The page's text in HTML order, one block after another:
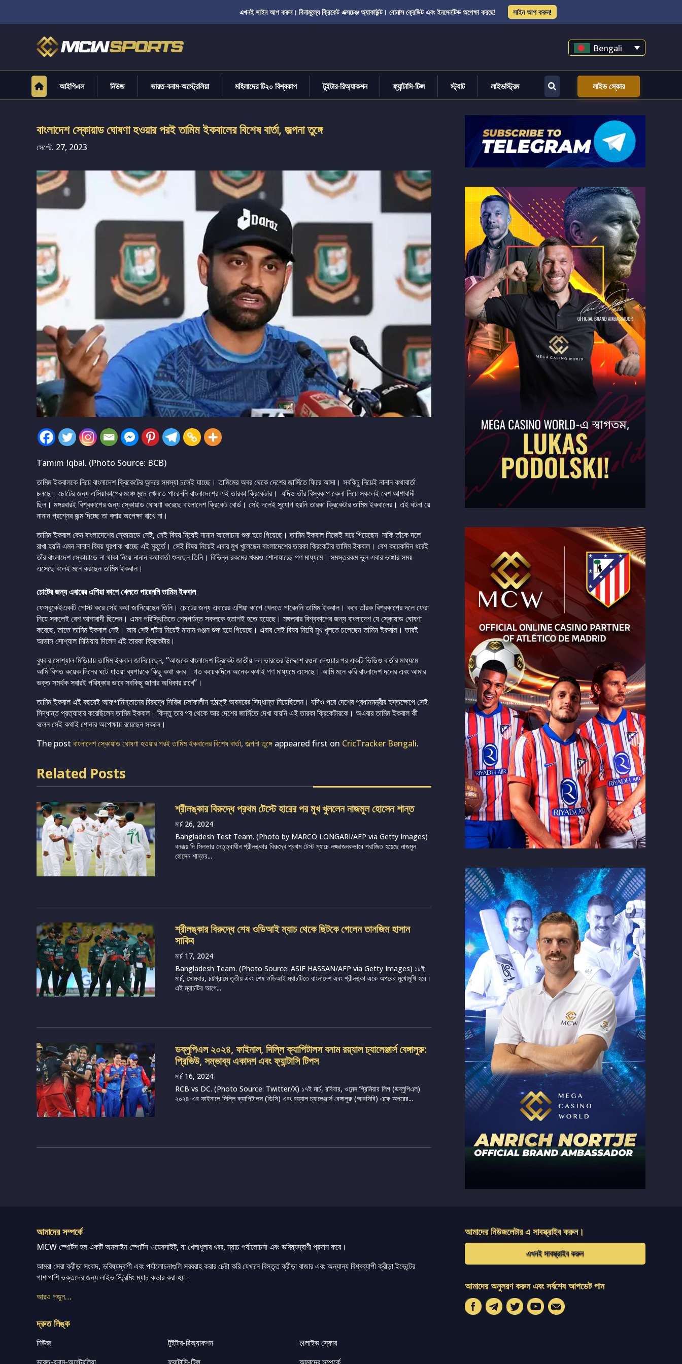
এখনই সাইন আপ করুন। বিনামূল্যে ক্রিকেট এক্সচেঞ্জ অ্যাকাউন্ট। বোনাস ক্রেডিট এবং ইনসেনটিভ অপেক্ষা করছে! সাইন আপ করুন!
Bengali
আইপিএল নিউজ ভারত-বনাম-অস্ট্রেলিয়া মহিলাদের টি২০ বিশ্বকাপ টুইটার-রিঅ্যাকশন ফ্যান্টাসি-টিপ্স স্ট্যাট লাইভস্ট্রিম লাইভ স্কোর
বাংলাদেশ স্কোয়াড ঘোষণা হওয়ার পরই তামিম ইকবালের বিশেষ বার্তা, জল্পনা তুঙ্গে
সেপ্টে. 27, 2023
Tamim Iqbal. (Photo Source: BCB)
তামিম ইকবালকে নিয়ে বাংলাদেশ ক্রিকেটের অন্দরে সমস্যা চলেই যাচ্ছে। তামিমের অবর থেকে দেশের জার্সিতে ফিরে আসা। সবকিচু নিয়েই নানান কথাবার্তা
চলছে। চোটের জন্য এসিয়াকাপের মঞ্চে ম়্চে খেলতে পারেননি বাংলাদেশের এই তারকা ক্রিকেটার। যদিও তাঁর বিস্বকাপ কেলা নিয়ে সকলেই বেশ আশাবাদী
ছিল। মঙ্গরবারই বিশ্বকাপের জন্য স্কোয়াড ঘোষণা করেছে বাংলাদেশ ক্রিকেট বোর্ড। সেই দলেই সুযোগ হয়নি তারকা ক্রিকেটার তামিম ইকবালের। এই ঘটনা য়ে
নানান প্রশ্নের জন্ম দিচ্ছে তা বলার অপেক্ষা রাখে না।
তামিম ইকবাল কেন বাংলাদেশের স্কোয়াডে নেই, সেই বিষয় নি্য়েই নানান আলোচনা শুরু হয়ে গিয়েছে। তামিম ইকবাল নিজেই সরে গিয়েছেন নাকি তাঁকে দলে
রাখা হয়নি এমন নানান বিষয় ঘুরপাক খাচ্ছে এই মুহূর্তে। সেই বিষয় নিয়েই এবার মুখ খুলেছেন বাংলাদেশের তারকা ক্রিকেটার তামিম ইকবাল। বেশ কয়েকদিন ধরেই
তাঁর বাংলাদেশ স্কোয়াডে না থাকা নিয়ে নানান কথাবার্তা শুনছেন তিনি। বিভিন্ন রকমের খবরও শোনাযাচ্ছে গণ মাধ্যমে। সমস্তরকম ভুল এবার ভাঙার সময়
এসেছে বলেই মনে করছেন তামিম ইকবাল।
চোটের জন্য এবারের এশিয়া কাপে খেলতে পারেননি তামিম ইকবাল
ফেসবুকেইএকটি পোস্ট করে সেই কথা জানিয়েছেন তিনি। চোটের জন্য এবারের এশিয়া কাপে খেলতে পারেননি তামিম ইকবাল। কবে তাঁরক বিশ্বকাপের দলে ফেরা
নিয়ে সকলেই বেশ আশাবাদী ছিলেন। এমন পরিস্থিতিতে শেষপর্যন্ত সকলকে হতাশই হতে হয়েছে। মঙ্গলবার বিশ্বকাপের জন্য বাংলাদেশ যে স্কোয়াড ঘোষণা
করেছে, তাতে তামিম ইকবাল নেই। আর সেই ঘটনা নিয়েই নানান গুঞ্জন শুরু হয়ে গিয়েছে। এবার সেই বিষয় নিয়েি মুখ খুলতে চলেছেন তামিম ইকবাল। তারই
আভাস সোশ্যাল মিডিয়ায় দিলেন এই তারকা ক্রিকেটার।
বুধবার সোশ্যাল মিডিয়ায় তামিম ইকবাল জানিয়েছেন, “আজকে বাংলাদেশ ক্রিকেট জাতীয় দল ভারতের উদ্দেশে রওনা দেওয়ার পর একটি ভিডিও বার্তার মাধ্যমে
আমি বিগত কয়েক দিনের ঘটে যাওয়া ব্যপারকে কিছু কথা বলব। গত কয়েকদিনে অনেক কথাই গণ মাধ্যমে এসেছে। আমি মনে করি বাংলাদেশ দলের এবং আমার
ভক্ত সমর্থক সবারই পরিষ্কার ভাবে সবকিছু জানার অধিকার রাখে”।
তামিম ইকবাল এই বছরেই আফগানিস্তানের বিরুদ্ধে সিরিজ চলাকালীন হঠাত্ই অবসরের সিদ্ধান্ত নিয়েছিলেন। যদিও পরে দেশের প্রধানমন্ত্রীর হস্তক্ষেপে সেই
সিদ্ধান্ত প্রত্যাহার করেছিলেন তামিম ইকবাল। কিন্তু তার পর থেকে আর দেশের জার্সিতে দেখা যায়নি এই তারকা ক্রিকেটারকে। অএবার তামিম ইকবাল কী
বলেন সেই কথাই শোনার অপেক্ষায় রয়েছেন সকলে।
The post বাংলাদেশ স্কোয়াড ঘোষণা হওয়ার পরই তামিম ইকবালের বিশেষ বার্তা, জল্পনা তুঙ্গে appeared first on CricTracker Bengali.
Related Posts
শ্রীলঙ্কার বিরুদ্ধে প্রথম টেস্টে হারের পর মুখ খুললেন নাজমুল হোসেন শান্ত
মার্চ 26, 2024
Bangladesh Test Team. (Photo by MARCO LONGARI/AFP via Getty Images)
ধনঞ্জয় দি সিলভার নেতৃত্বাধীন শ্রীলঙ্কার বিরুদ্ধে প্রথম টেস্ট ম্যাচে লজ্জাজনকভাবে পরাজিত হয়েছে নাজমুল
হোসেন শান্তর...
শ্রীলঙ্কার বিরুদ্ধে শেষ ওডিআই ম্যাচ থেকে ছিটকে গেলেন তানজিম হাসান
সাকিব
মার্চ 17, 2024
Bangladesh Team. (Photo Source: ASIF HASSAN/AFP via Getty Images) ১৮ই
মার্চ, সোমবার, চট্টগ্রামে তৃতীয় এবং শেষ ওডিআই ম্যাচটিতে বাংলাদেশ এবং শ্রীলঙ্কা একে অপরের মুখোমুখি হবে।
এই ম্যাচটির আগে...
ডব্লুপিএল ২০২৪, ফাইনাল, দিল্লি ক্যাপিটালস বনাম রয়্যাল চ্যালেঞ্জার্স বেঙ্গালুরু:
প্রিভিউ, সম্ভাব্য একাদশ এবং ফ্যান্টাসি টিপস
মার্চ 16, 2024
RCB vs DC. (Photo Source: Twitter/X) ১৭ই মার্চ, রবিবার, ওমেন্স প্রিমিয়ার লিগ (ডব্লুপিএল)
২০২৪-এর ফাইনালে দিল্লি ক্যাপিটালস (ডিসি) এবং রয়্যাল চ্যালেঞ্জার্স বেঙ্গালুরু (আরসিবি) একে অপরের...
আমাদের সম্পর্কে
MCW স্পোর্টস হল একটি অনলাইন স্পোর্টস ওয়েবসাইট, যা খেলাধুলার খবর, ম্যাচ পর্যালোচনা এবং ভবিষ্যদ্বাণী প্রদান করে।
আমরা সেরা ক্রীড়া সংবাদ, ভবিষ্যদ্বাণী এবং পর্যালোচনাগুলি সরবরাহ করার চেষ্টা করি যেখানে বিস্তৃত ক্রীড়া বাজার এবং অন্যান্য বিশ্বব্যাপী ক্রীড়া ইভেন্টের
পাশাপাশি ভক্তদের জন্য লাইভ স্ট্রিমিং ম্যাচ কভার করা হয়।
আরও পড়ুন…
দ্রুত লিঙ্ক
নিউজ টুইটার-রিঅ্যাকশন
लলাইভ স্কোর
আমাদের নিউজলেটার এ সাবস্ক্রাইব করুন।
এখনই সাবস্ক্রাইব করুন
আমাদের অনুসরণ করুন এবং সর্বশেষ আপডেট পান